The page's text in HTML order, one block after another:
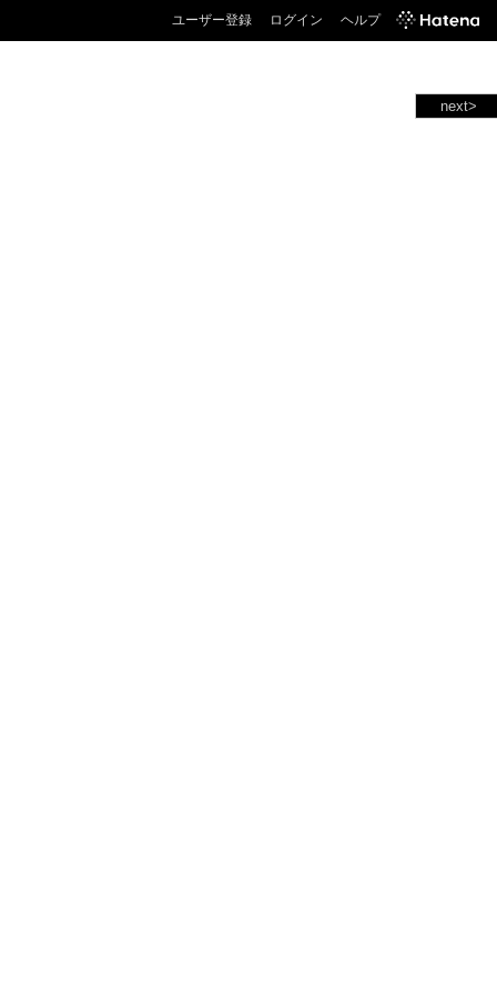
ユーザー登録 ログイン ヘルプ
next>